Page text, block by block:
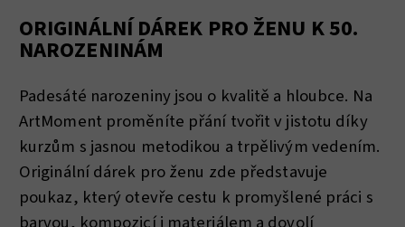
ORIGINÁLNÍ DÁREK PRO ŽENU K 50.
NAROZENINÁM
Padesáté narozeniny jsou o kvalitě a hloubce. Na
ArtMoment proměníte přání tvořit v jistotu díky
kurzům s jasnou metodikou a trpělivým vedením.
Originální dárek pro ženu zde představuje
poukaz, který otevře cestu k promyšlené práci s